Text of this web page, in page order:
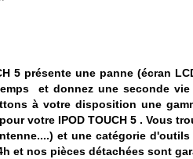
5 présente une panne (écran
et donnez une seconde vie
à votre disposition une
votre IPOD TOUCH 5 . Vous
et une catégorie
et nos pièces détachées sont